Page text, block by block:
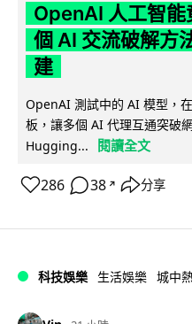
OpenAI 人工智能
個 AI 交流破解方
建
OpenAI 測試中的 AI 模型，
板，讓多個 AI 代理互通突破
Hugging...
閱讀全文
286 38 ↗ 分享
科技娛樂 生活娛樂 城中